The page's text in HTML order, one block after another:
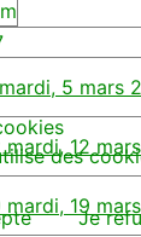
mardi, 5 mars
mardi, 12
mardi, 19
des
Je